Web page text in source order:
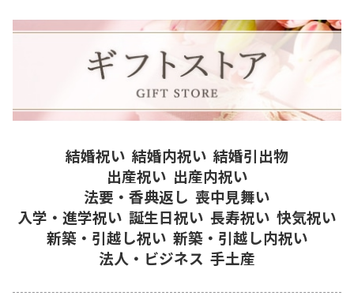
結婚祝い 結婚内祝い 結婚引出物
出産祝い 出産内祝い
法要・香典返し 喪中見舞い
入学・進学祝い 誕生日祝い 長寿祝い 快気祝い
新築・引越し祝い 新築・引越し内祝い
法人・ビジネス 手土産